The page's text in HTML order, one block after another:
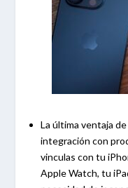
La última ventaja
integración con
vinculas con tu
Apple Watch, tu